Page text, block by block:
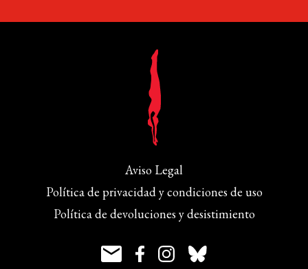
Aviso Legal
Política de privacidad y condiciones de uso
Política de devoluciones y desistimiento